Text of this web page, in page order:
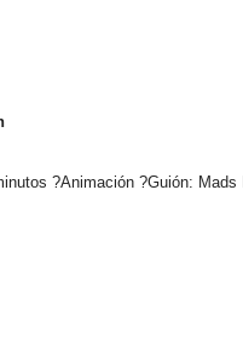
?Animación ?Guión: